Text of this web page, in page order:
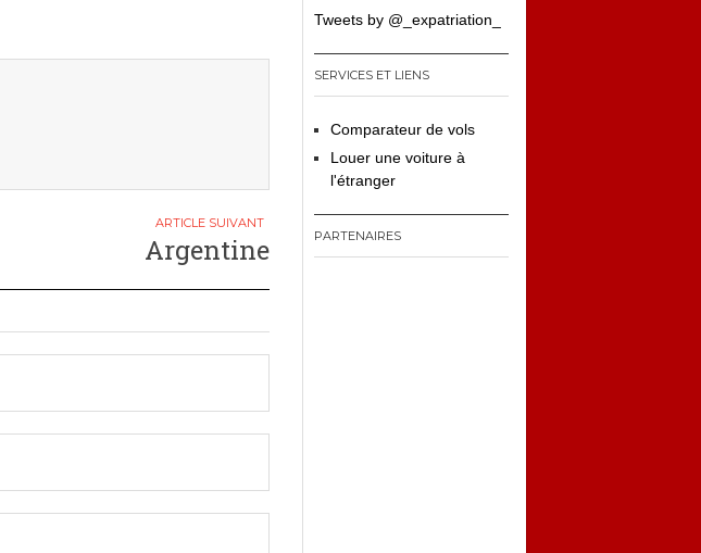
Argentine
Tweets by @_expatriation_
SERVICES ET LIENS
Comparateur de vols
Louer une voiture à
l'étranger
PARTENAIRES